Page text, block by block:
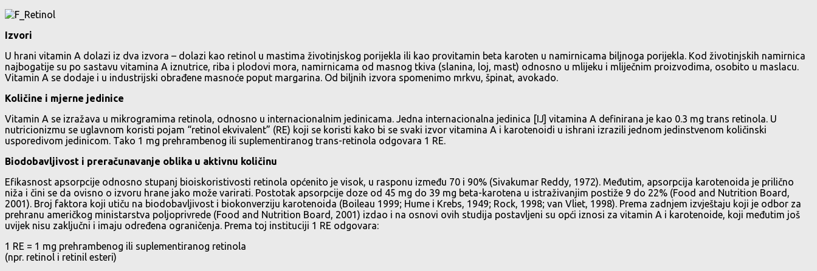
Izvori
U hrani vitamin A dolazi iz dva izvora – dolazi kao retinol u mastima životinjskog porijekla ili kao provitamin beta karoten u namirnicama biljnoga porijekla. Kod životinjskih namirnica
najbogatije su po sastavu vitamina A iznutrice, riba i plodovi mora, namirnicama od masnog tkiva (slanina, loj, mast) odnosno u mlijeku i mliječnim proizvodima, osobito u maslacu.
Vitamin A se dodaje i u industrijski obrađene masnoće poput margarina. Od biljnih izvora spomenimo mrkvu, špinat, avokado.
Količine i mjerne jedinice
Vitamin A se izražava u mikrogramima retinola, odnosno u internacionalnim jedinicama. Jedna internacionalna jedinica [IJ] vitamina A definirana je kao 0.3 mg trans retinola. U
nutricionizmu se uglavnom koristi pojam “retinol ekvivalent” (RE) koji se koristi kako bi se svaki izvor vitamina A i karotenoidi u ishrani izrazili jednom jedinstvenom količinski
usporedivom jedinicom. Tako 1 mg prehrambenog ili suplementiranog trans-retinola odgovara 1 RE.
Biodobavljivost i preračunavanje oblika u aktivnu količinu
Efikasnost apsorpcije odnosno stupanj bioiskoristivosti retinola općenito je visok, u rasponu između 70 i 90% (Sivakumar Reddy, 1972). Međutim, apsorpcija karotenoida je prilično
niža i čini se da ovisno o izvoru hrane jako može varirati. Postotak apsorpcije doze od 45 mg do 39 mg beta-karotena u istraživanjim postiže 9 do 22% (Food and Nutrition Board,
2001). Broj faktora koji utiču na biodobavljivost i biokonverziju karotenoida (Boileau 1999; Hume i Krebs, 1949; Rock, 1998; van Vliet, 1998). Prema zadnjem izvještaju koji je odbor za
prehranu američkog ministarstva poljoprivrede (Food and Nutrition Board, 2001) izdao i na osnovi ovih studija postavljeni su opći iznosi za vitamin A i karotenoide, koji međutim još
uvijek nisu zaključni i imaju određena ograničenja. Prema toj instituciji 1 RE odgovara:
1 RE = 1 mg prehrambenog ili suplementiranog retinola
(npr. retinol i retinil esteri)